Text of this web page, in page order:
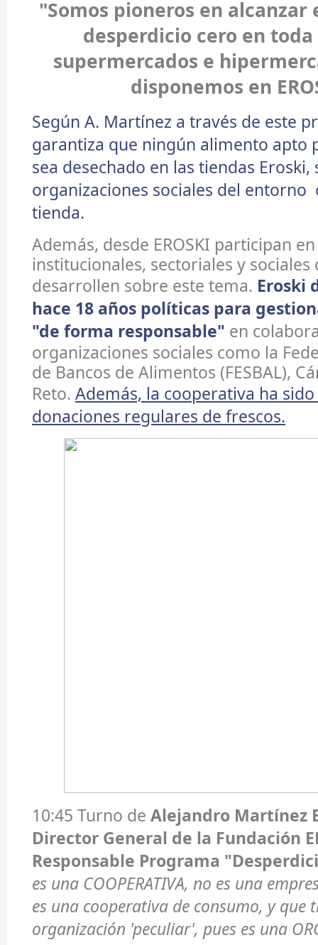
"Somos pioneros en
desperdicio cero en
supermercados e
disponemos en
Según A. Martínez a través de este
garantiza que ningún alimento apto
sea desechado en las tiendas
organizaciones sociales del entorno
tienda.
Además, desde EROSKI participan
institucionales, sectoriales y sociales
desarrollen sobre este tema. Eroski
hace 18 años políticas para
"de forma responsable" en
organizaciones sociales como la
de Bancos de Alimentos (FESBAL),
Reto. Además, la cooperativa ha
donaciones regulares de frescos.
10:45 Turno de Alejandro Martínez
Director General de la Fundación
Responsable Programa
es una COOPERATIVA, no es una
es una cooperativa de consumo, y que
organización 'peculiar', pues es una